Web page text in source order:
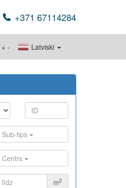
+371 67114284
Latviski
+ -
Sub-tips
Centrs
m2